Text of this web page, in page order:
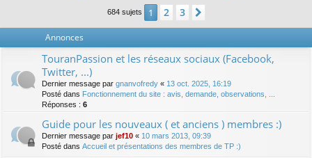
684 sujets 1 2 3
Annonces
TouranPassion et les réseaux sociaux (Facebook,
Twitter, ...)
Dernier message par gnanvofredy « 13 oct. 2025, 16:19
Posté dans Fonctionnement du site : avis, demande, observations, ...
Réponses : 6
Guide pour les nouveaux ( et anciens ) membres :)
Dernier message par jef10 « 10 mars 2013, 09:39
Posté dans Accueil et présentations des membres de TP :)